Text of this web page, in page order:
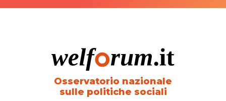
Osservatorio nazionale
sulle politiche sociali